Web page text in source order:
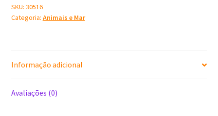
Indiano
quantidade
SKU: 30516
Categoria: Animais e Mar
Informação adicional
Avaliações (0)